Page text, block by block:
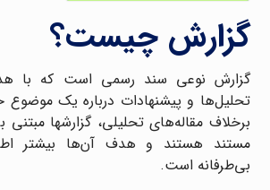
گزارش چیست؟
گزارش نوعی سند رسمی است که با
تحلیل‌ها و پیشنهادات درباره یک
برخلاف مقاله‌های تحلیلی، گزارشها مبتنی
مستند هستند و هدف آن‌ها بیشتر
بی‌طرفانه است.